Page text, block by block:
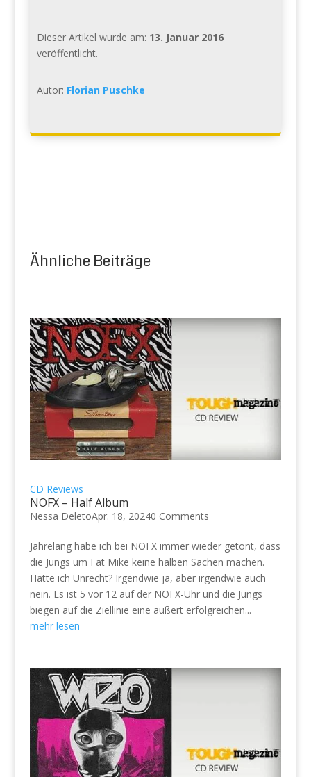
Dieser Artikel wurde am: 13. Januar 2016
veröffentlicht.
Autor: Florian Puschke
Ähnliche Beiträge
CD Reviews
NOFX – Half Album
Nessa DeletoApr. 18, 20240 Comments
Jahrelang habe ich bei NOFX immer wieder getönt, dass
die Jungs um Fat Mike keine halben Sachen machen.
Hatte ich Unrecht? Irgendwie ja, aber irgendwie auch
nein. Es ist 5 vor 12 auf der NOFX-Uhr und die Jungs
biegen auf die Ziellinie eine äußert erfolgreichen...
mehr lesen